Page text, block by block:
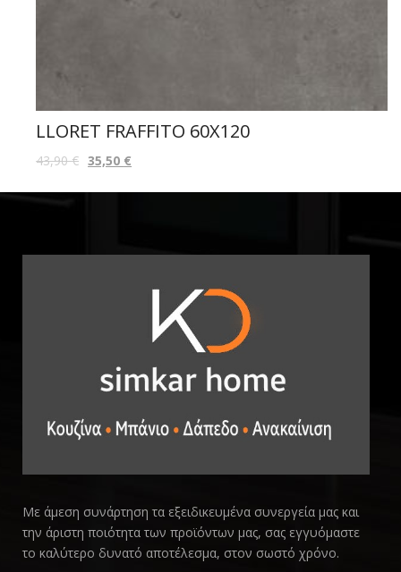
LLORET FRAFFITO 60X120
43,90€ 35,50 €
Με άμεση συνάρτηση τα εξειδικευμένα συνεργεία μας και
την άριστη ποιότητα των προϊόντων μας, σας εγγυόμαστε
το καλύτερο δυνατό αποτέλεσμα, στον σωστό χρόνο.